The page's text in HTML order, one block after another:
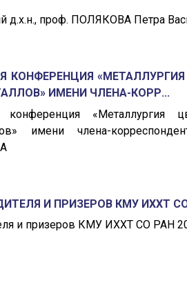
д.х.н., проф. ПОЛЯКОВА Петра
КОНФЕРЕНЦИЯ
ИМЕНИ ЧЛЕНА-КОРР...
конференция «Металлургия
имени члена-
И ПРИЗЕРОВ КМУ ИХХТ
и призеров КМУ ИХХТ СО РАН